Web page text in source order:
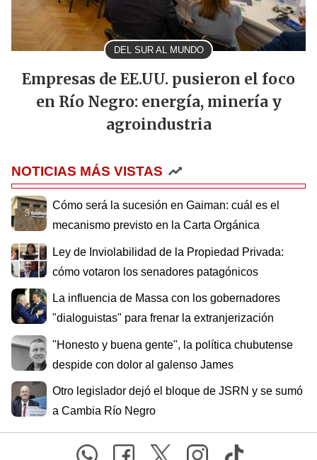
DEL SUR AL MUNDO
Empresas de EE.UU. pusieron el foco
en Río Negro: energía, minería y
agroindustria
NOTICIAS MÁS VISTAS
Cómo será la sucesión en Gaiman: cuál es el
mecanismo previsto en la Carta Orgánica
Ley de Inviolabilidad de la Propiedad Privada:
cómo votaron los senadores patagónicos
La influencia de Massa con los gobernadores
"dialoguistas" para frenar la extranjerización
"Honesto y buena gente", la política chubutense
despide con dolor al galenso James
Otro legislador dejó el bloque de JSRN y se sumó
a Cambia Río Negro